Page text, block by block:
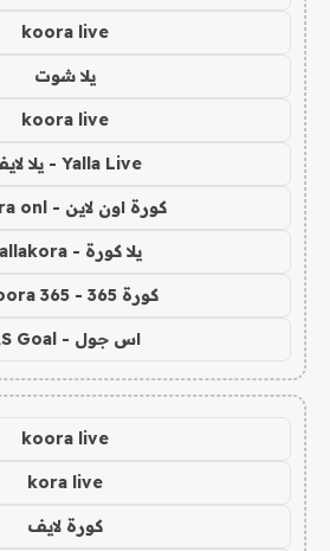
koora live
يلا شوت
koora live
Yalla Live - يلا لايف
كورة اون لاين - koora onl
يلا كورة - yallakora
كورة 365 - kooora 365
اس جول - AS Goal
koora live
kora live
كورة لايف